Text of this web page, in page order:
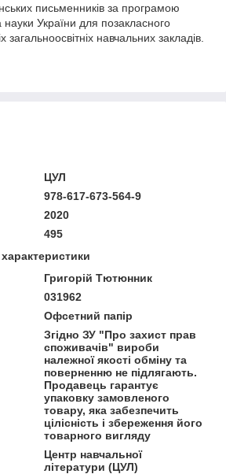
письменників за програмою
науки України для позакласного
загальноосвітніх навчальних закладів.
ЦУЛ
978-617-673-564-9
2020
495
Григорій Тютюнник
031962
Офсетний папір
Згідно ЗУ "Про захист прав
споживачів" вироби
належної якості обміну та
поверненню не підлягають.
Продавець гарантує
упаковку замовленого
товару, яка забезпечить
цілісність і збереження його
товарного вигляду
Центр навчальної
літератури (ЦУЛ)